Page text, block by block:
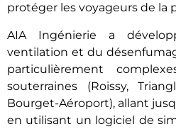
protéger les voyageurs de la
AIA Ingénierie a
ventilation et du
particulièrement
souterraines (Roissy,
Bourget-Aéroport), allant
en utilisant un logiciel de